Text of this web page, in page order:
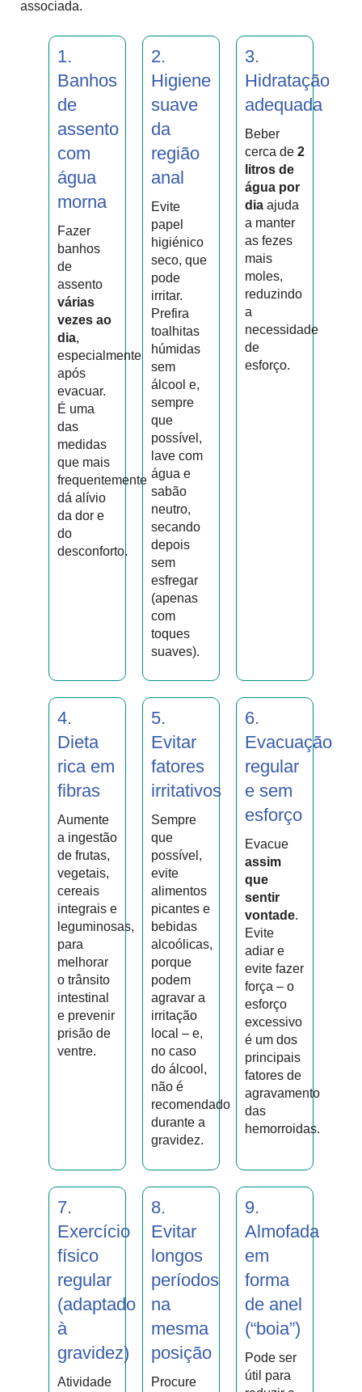
associada.
1.
Banhos
de
assento
com
água
morna
Fazer
banhos
de
assento
várias
vezes ao
dia,
especialmente
após
evacuar.
É uma
das
medidas
que mais
frequentemente
dá alívio
da dor e
do
desconforto.
2.
Higiene
suave
da
região
anal
Evite
papel
higiénico
seco, que
pode
irritar.
Prefira
toalhitas
húmidas
sem
álcool e,
sempre
que
possível,
lave com
água e
sabão
neutro,
secando
depois
sem
esfregar
(apenas
com
toques
suaves).
3.
Hidratação
adequada
Beber
cerca de 2
litros de
água por
dia ajuda
a manter
as fezes
mais
moles,
reduzindo
a
necessidade
de
esforço.
4.
Dieta
rica em
fibras
Aumente
a ingestão
de frutas,
vegetais,
cereais
integrais e
leguminosas,
para
melhorar
o trânsito
intestinal
e prevenir
prisão de
ventre.
5.
Evitar
fatores
irritativos
Sempre
que
possível,
evite
alimentos
picantes e
bebidas
alcoólicas,
porque
podem
agravar a
irritação
local – e,
no caso
do álcool,
não é
recomendado
durante a
gravidez.
6.
Evacuação
regular
e sem
esforço
Evacue
assim
que
sentir
vontade.
Evite
adiar e
evite fazer
força – o
esforço
excessivo
é um dos
principais
fatores de
agravamento
das
hemorroidas.
7.
Exercício
físico
regular
(adaptado
à
gravidez)
Atividade
8.
Evitar
longos
períodos
na
mesma
posição
Procure
9.
Almofada
em
forma
de anel
(“boia”)
Pode ser
útil para